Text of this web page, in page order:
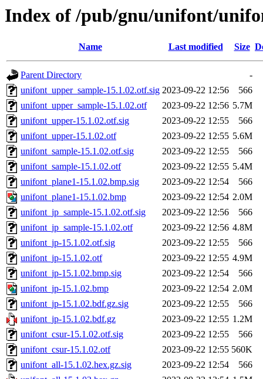
Index of /pub/gnu/unifont/
Name Last modified Size
Parent Directory
-
unifont_upper_sample-15.1.02.otf.sig 2023-09-22 12:56
566
unifont_upper_sample-15.1.02.otf
2023-09-22 12:56 5.7M
unifont_upper-15.1.02.otf.sig
2023-09-22 12:55
566
unifont_upper-15.1.02.otf
2023-09-22 12:55 5.6M
unifont_sample-15.1.02.otf.sig
2023-09-22 12:55
566
unifont_sample-15.1.02.otf
2023-09-22 12:55 5.4M
unifont_plane1-15.1.02.bmp.sig
2023-09-22 12:54
566
unifont_plane1-15.1.02.bmp
2023-09-22 12:54 2.0M
unifont_jp_sample-15.1.02.otf.sig
2023-09-22 12:56
566
unifont_jp_sample-15.1.02.otf
2023-09-22 12:56 4.8M
unifont_jp-15.1.02.otf.sig
2023-09-22 12:55
566
unifont_jp-15.1.02.otf
2023-09-22 12:55 4.9M
unifont_jp-15.1.02.bmp.sig
2023-09-22 12:54
566
unifont_jp-15.1.02.bmp
2023-09-22 12:54 2.0M
unifont_jp-15.1.02.bdf.gz.sig
2023-09-22 12:55
566
unifont_jp-15.1.02.bdf.gz
2023-09-22 12:55 1.2M
unifont_csur-15.1.02.otf.sig
2023-09-22 12:55
566
unifont_csur-15.1.02.otf
2023-09-22 12:55 560K
unifont_all-15.1.02.hex.gz.sig
2023-09-22 12:54
566